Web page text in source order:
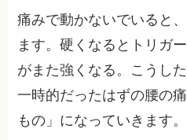
痛みで動かないでいると
ます。硬くなるとトリガ
がまた強くなる。こうし
一時的だったはずの腰の
もの」になっていきます。